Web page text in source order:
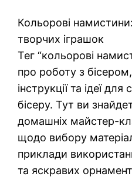
Кольорові
творчих іграшок
Тег “кольорові
про роботу з
інструкції та ідеї
бісеру. Тут ви
домашніх майстер-
щодо вибору
приклади
та яскравих